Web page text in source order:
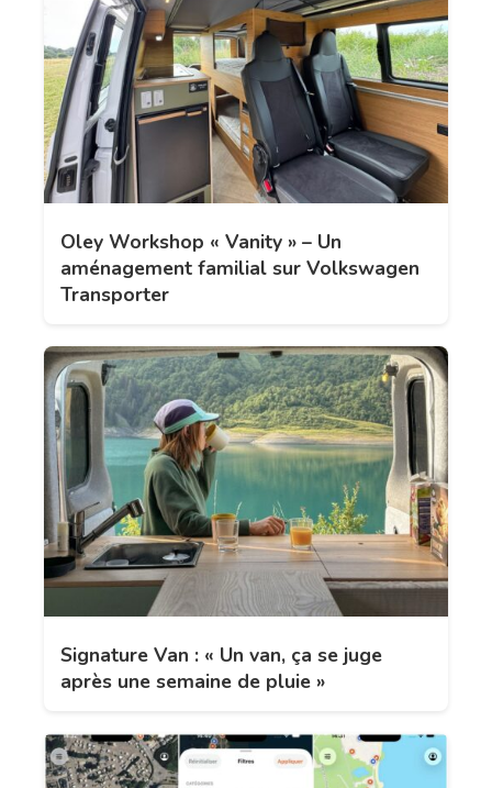
Oley Workshop « Vanity » – Un
aménagement familial sur Volkswagen
Transporter
Signature Van : « Un van, ça se juge
après une semaine de pluie »